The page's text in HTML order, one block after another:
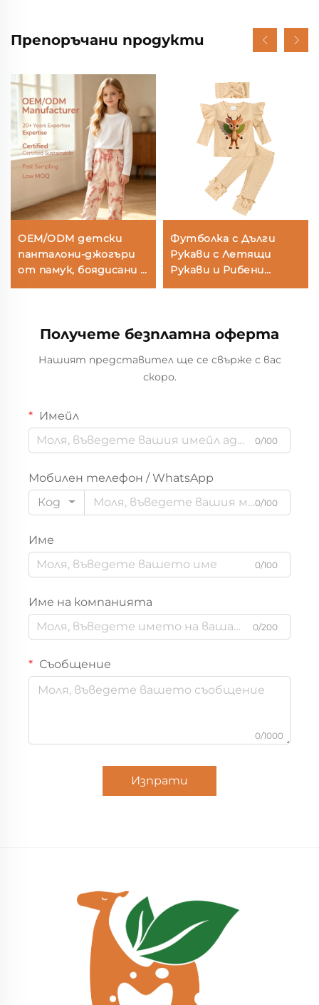
Препоръчани продукти
OEM/ODM детски
панталони-джогъри
от памук, боядисани с
детски панталони-
„тие дай“ | Доставчик
на устойчиво облекло
Футболка с Дълги
Рукави с Летящи
Рукави и Рибени
Получете безплатна оферта
Нашият представител ще се свърже с вас
скоро.
Имейл
0/100
Мобилен телефон / WhatsApp
Код
0/100
Име
0/100
Име на компанията
0/200
Съобщение
0/1000
Изпрати